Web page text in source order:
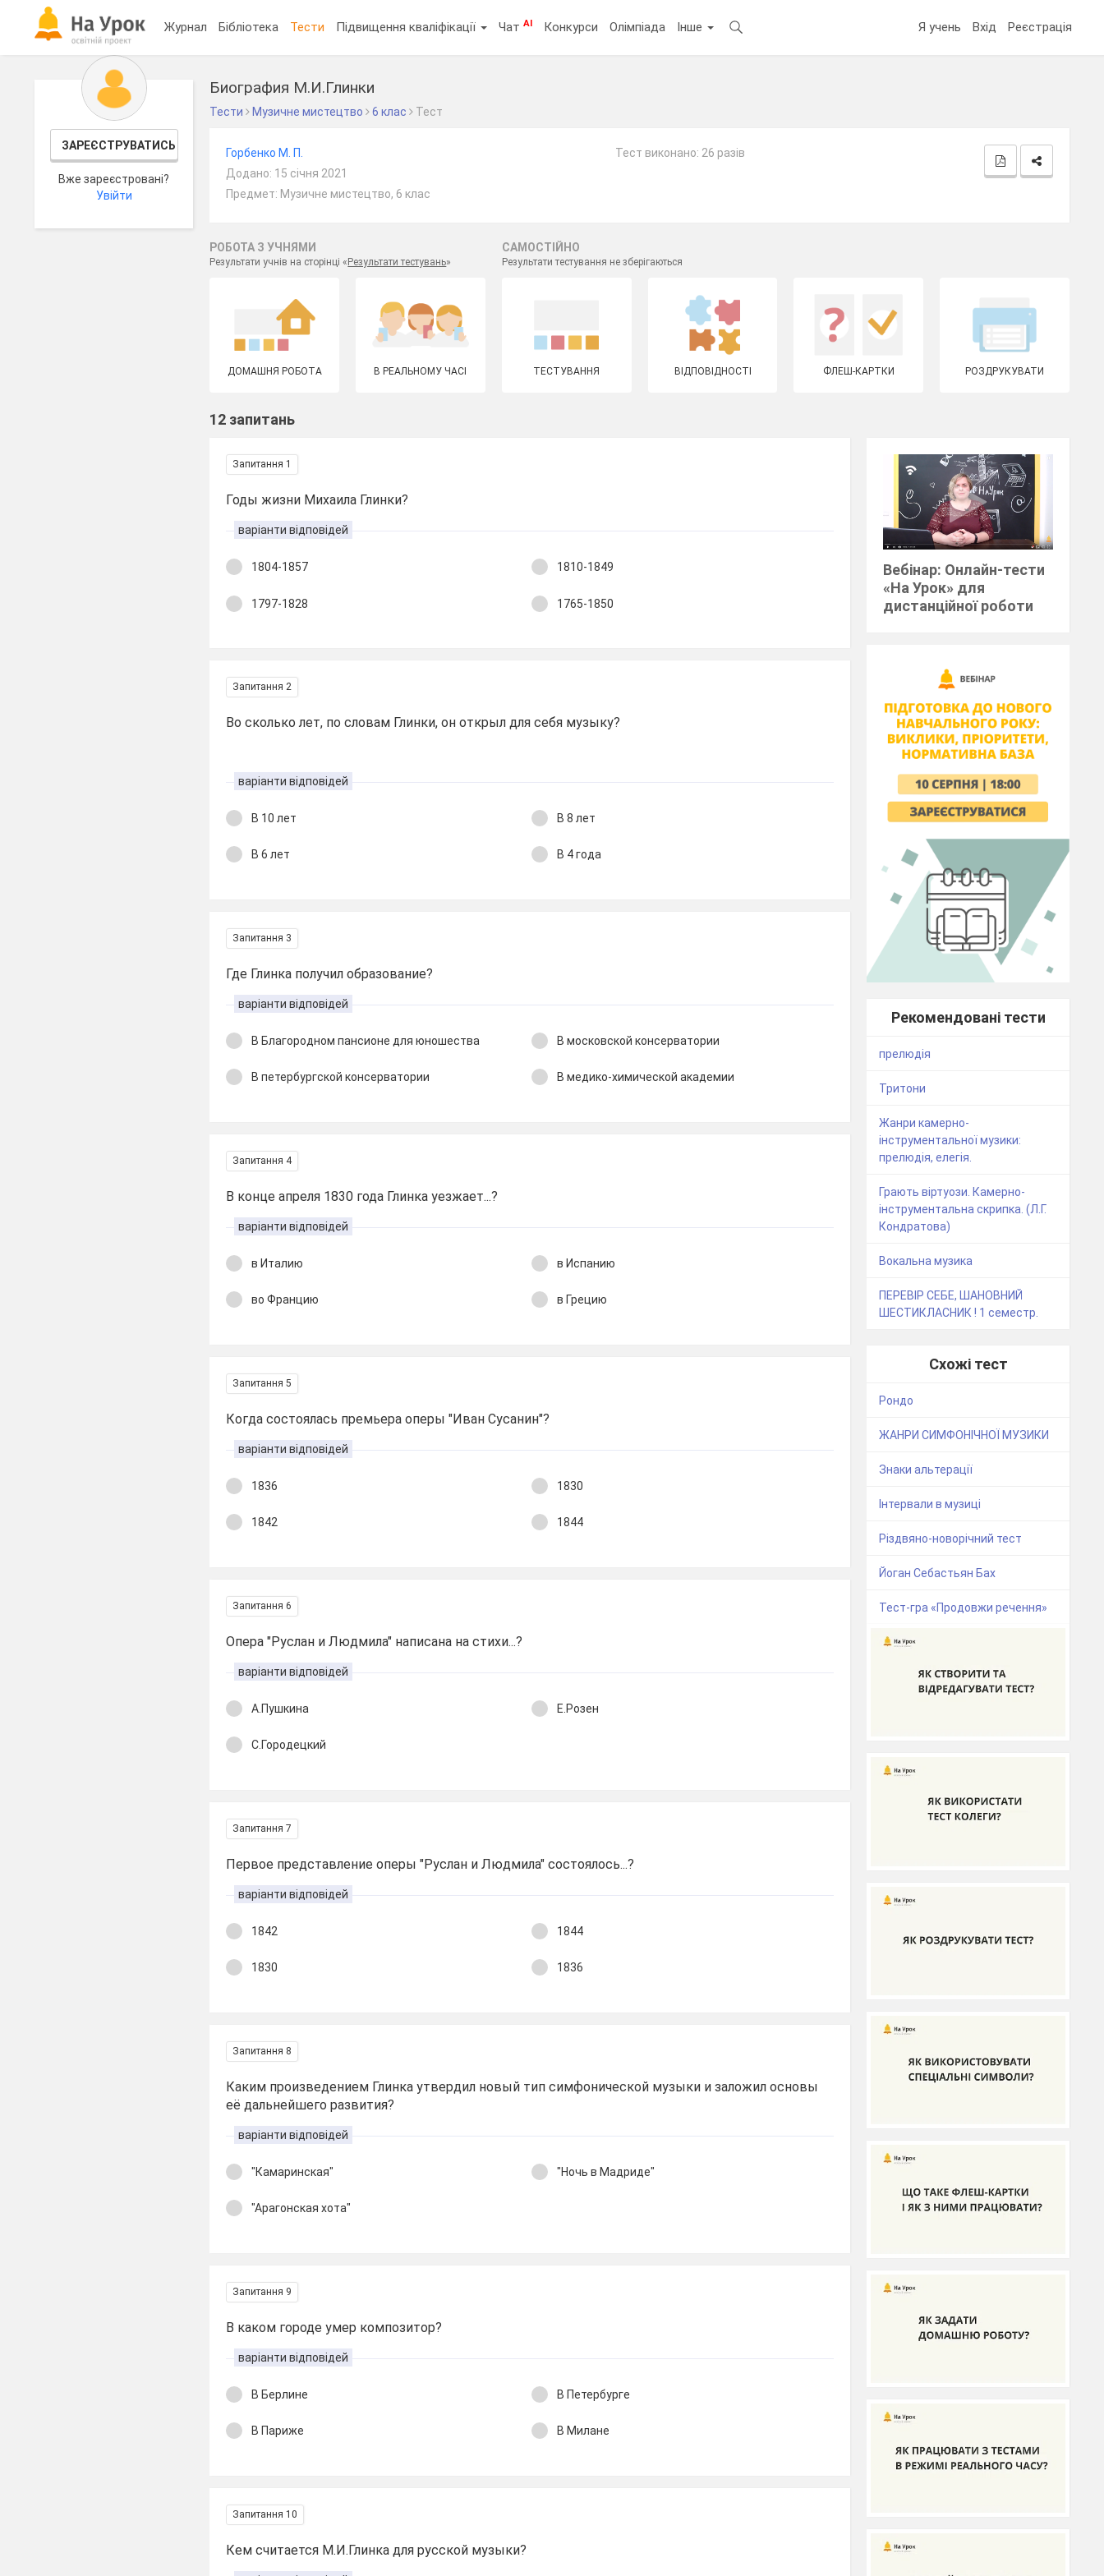
Журнал Бібліотека Тести Підвищення кваліфікації ЧатAI Конкурси Олімпіада Інше Я учень Вхід Реєстрація
ЗАРЕЄСТРУВАТИСЬ
Вже зареєстровані?
Увійти
Биография М.И.Глинки
Тести Музичне мистецтво 6 клас Тест
Горбенко М. П.
Додано: 15 січня 2021
Предмет: Музичне мистецтво, 6 клас
Тест виконано: 26 разів
РОБОТА З УЧНЯМИ
Результати учнів на сторінці « Результати тестувань»
САМОСТІЙНО
Результати тестування не зберігаються
ДОМАШНЯ РОБОТА В РЕАЛЬНОМУ ЧАСІ ТЕСТУВАННЯ ВІДПОВІДНОСТІ ФЛЕШ-КАРТКИ РОЗДРУКУВАТИ
12 запитань
Запитання 1
Годы жизни Михаила Глинки?
варіанти відповідей
1804-1857 1810-1849
1797-1828 1765-1850
Запитання 2
Во сколько лет, по словам Глинки, он открыл для себя музыку?
варіанти відповідей
В 10 лет В 8 лет
В 6 лет В 4 года
Запитання 3
Где Глинка получил образование?
варіанти відповідей
В Благородном пансионе для юношества В московской консерватории
В петербургской консерватории В медико-химической академии
Запитання 4
В конце апреля 1830 года Глинка уезжает...?
варіанти відповідей
в Италию в Испанию
во Францию в Грецию
Запитання 5
Когда состоялась премьера оперы "Иван Сусанин"?
варіанти відповідей
1836 1830
1842 1844
Запитання 6
Опера "Руслан и Людмила" написана на стихи...?
варіанти відповідей
А.Пушкина Е.Розен
С.Городецкий
Запитання 7
Первое представление оперы "Руслан и Людмила" состоялось...?
варіанти відповідей
1842 1844
1830 1836
Запитання 8
Каким произведением Глинка утвердил новый тип симфонической музыки и заложил основы
её дальнейшего развития?
варіанти відповідей
"Камаринская" "Ночь в Мадриде"
"Арагонская хота"
Запитання 9
В каком городе умер композитор?
варіанти відповідей
В Берлине В Петербурге
В Париже В Милане
Запитання 10
Кем считается М.И.Глинка для русской музыки?
Вебінар: Онлайн-тести
«На Урок» для
дистанційної роботи
Рекомендовані тести
прелюдія
Тритони
Жанри камерно-
інструментальної музики:
прелюдія, елегія.
Грають віртуози. Камерно-
інструментальна скрипка. (Л.Г.
Кондратова)
Вокальна музика
ПЕРЕВІР СЕБЕ, ШАНОВНИЙ
ШЕСТИКЛАСНИК ! 1 семестр.
Схожі тест
Рондо
ЖАНРИ СИМФОНІЧНОЇ МУЗИКИ
Знаки альтерації
Інтервали в музиці
Різдвяно-новорічний тест
Йоган Себастьян Бах
Тест-гра «Продовжи речення»